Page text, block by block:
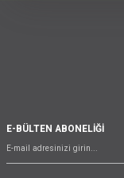
E-BÜLTEN ABONELİĞİ